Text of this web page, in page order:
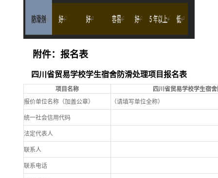
附件：报名表
四川省贸易学校学生宿舍防滑处理项目报名表
项目名称
四川省贸易学校学生宿
报价单位名称（加盖公章）
（请填写单位全称）
统一社会信用代码
法定代表人
联系人
联系电话